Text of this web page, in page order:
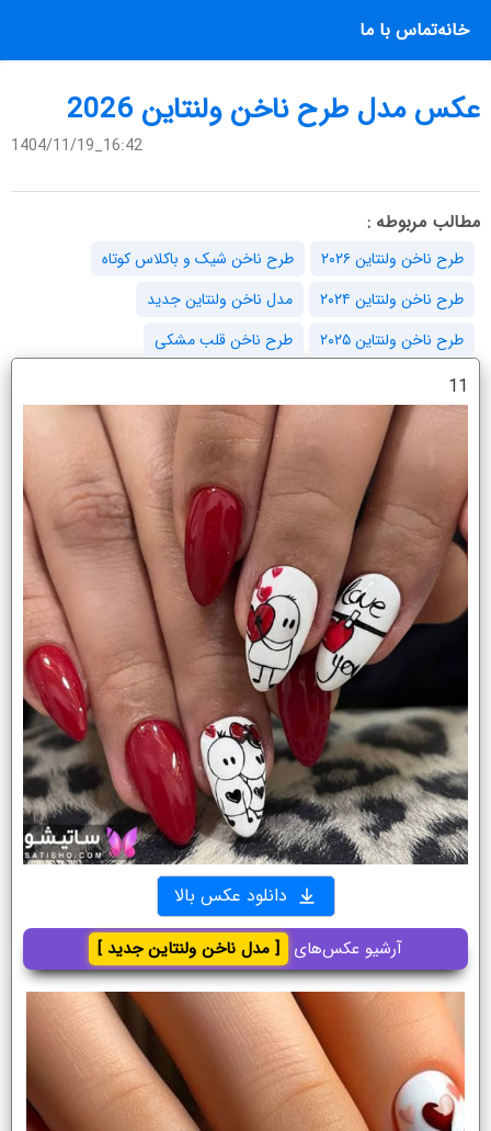
خانهتماس با ما
عکس مدل طرح ناخن ولنتاین 2026
1404/11/19_16:42
مطالب مربوطه :
طرح ناخن ولنتاین ۲۰۲۶
طرح ناخن شیک و باکلاس کوتاه
طرح ناخن ولنتاین ۲۰۲۴
مدل ناخن ولنتاین جدید
طرح ناخن ولنتاین ۲۰۲۵
طرح ناخن قلب مشکی
11
دانلود عکس بالا
آرشیو عکس‌های [ مدل ناخن ولنتاین جدید ]